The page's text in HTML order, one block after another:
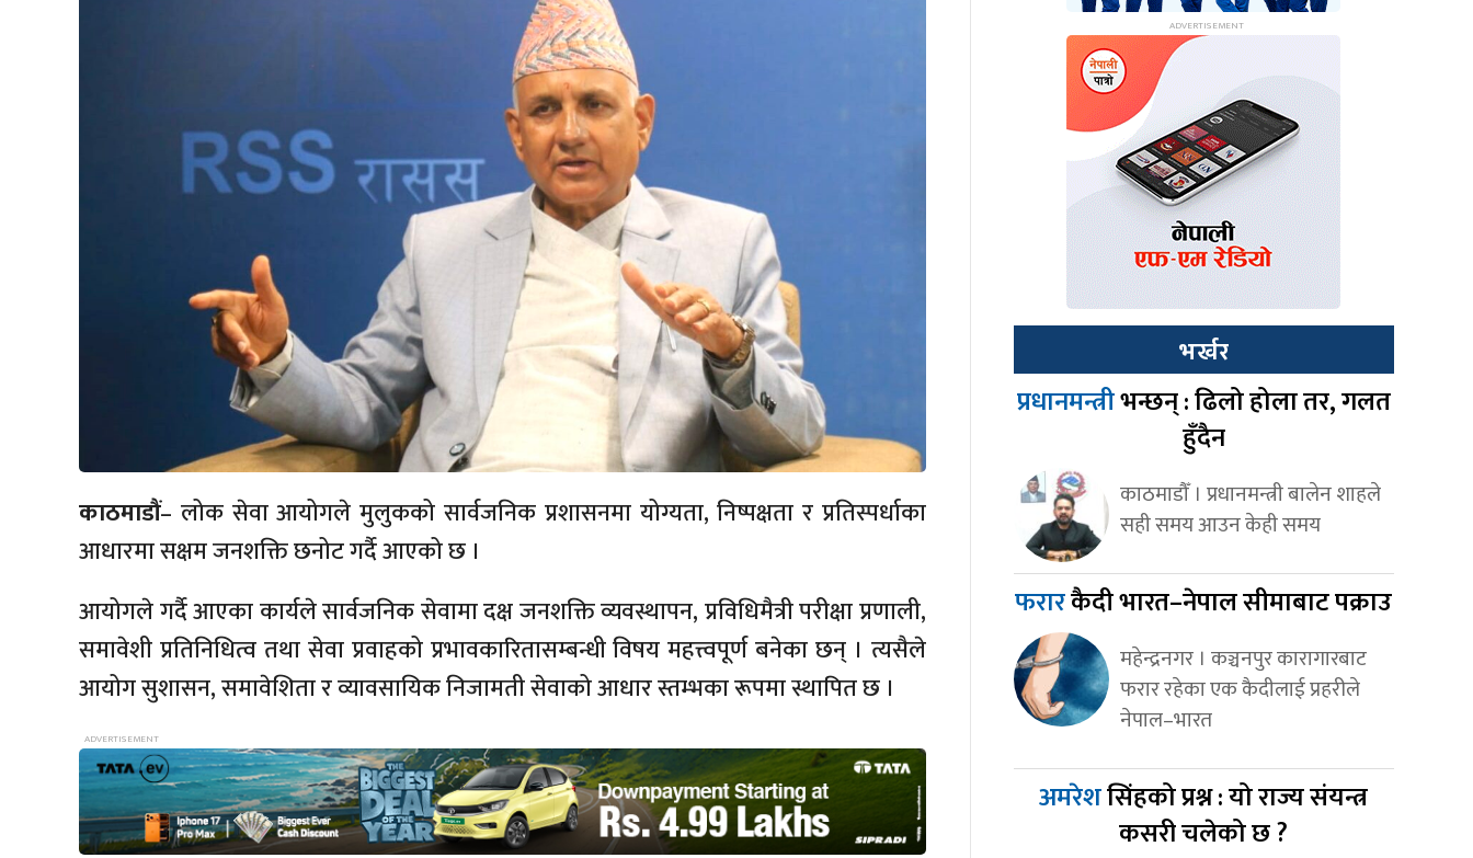
काठमाडौं– लोक सेवा आयोगले मुलुकको सार्वजनिक प्रशासनमा योग्यता, निष्पक्षता र प्रतिस्पर्धाका
आधारमा सक्षम जनशक्ति छनोट गर्दै आएको छ ।
आयोगले गर्दै आएका कार्यले सार्वजनिक सेवामा दक्ष जनशक्ति व्यवस्थापन, प्रविधिमैत्री परीक्षा प्रणाली,
समावेशी प्रतिनिधित्व तथा सेवा प्रवाहको प्रभावकारितासम्बन्धी विषय महत्त्वपूर्ण बनेका छन् । त्यसैले
आयोग सुशासन, समावेशिता र व्यावसायिक निजामती सेवाको आधार स्तम्भका रूपमा स्थापित छ ।
भर्खर
प्रधानमन्त्रीभन्छन् : ढिलो होला तर, गलत
हुँदैन
काठमाडौँ । प्रधानमन्त्री बालेन शाहले
सही समय आउन केही समय
फरारकैदी भारत–नेपाल सीमाबाट पक्राउ
महेन्द्रनगर । कञ्चनपुर कारागारबाट
फरार रहेका एक कैदीलाई प्रहरीले
नेपाल–भारत
अमरेशसिंहको प्रश्न : यो राज्य संयन्त्र
कसरी चलेको छ ?